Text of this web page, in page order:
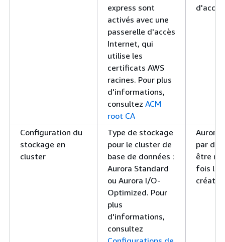
express sont
activés avec une
passerelle d'accès
Internet, qui
utilise les
certificats AWS
racines. Pour plus
d'informations,
consultez ACM
root CA
Configuration du
stockage en
cluster
Type de stockage
pour le cluster de
base de données :
Aurora Standard
ou Aurora I/O-
Optimized. Pour
plus
d'informations,
consultez
Aurora
par
être
fois